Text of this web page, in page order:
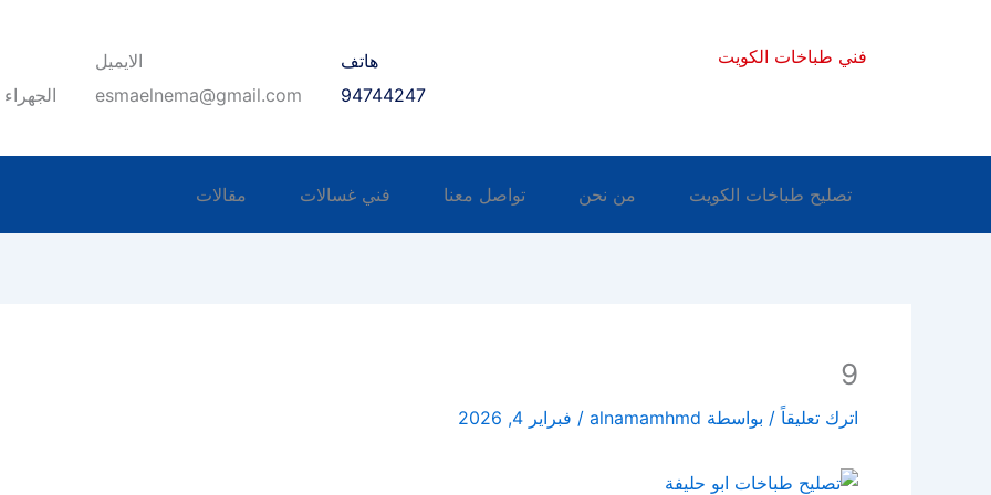
فني طباخات الكويت
هاتف
94744247
الايميل
esmaelnema@gmail.com
تصليح طباخات الكويت من نحن تواصل معنا فني غسالات مقالات
9
اترك تعليقاً / بواسطة alnamamhmd
/ فبراير 4, 2026